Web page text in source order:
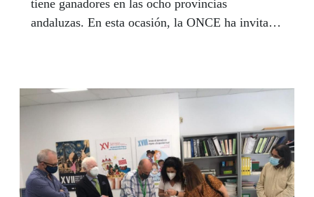
tiene ganadores en las ocho provincias
andaluzas. En esta ocasión, la ONCE ha invitado
participado 40.554 estudiantes y 457 profesores
de 365 centros educativos. A nivel estatal han
sido 157.451 alumnos los que han participado en
esta edición.